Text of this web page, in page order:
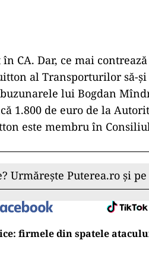
CA. Dar, ce mai contrează
al Transporturilor să-
lui Bogdan
1.800 de euro de la
este membru în
Urmărește Puterea.ro și pe
firmele din spatele